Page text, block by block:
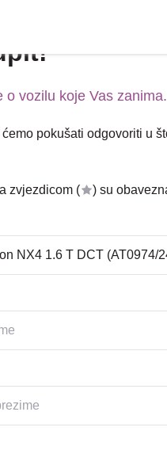
o vozilu koje Vas zanima.
pokušati odgovoriti u
zvjezdicom ( ) su